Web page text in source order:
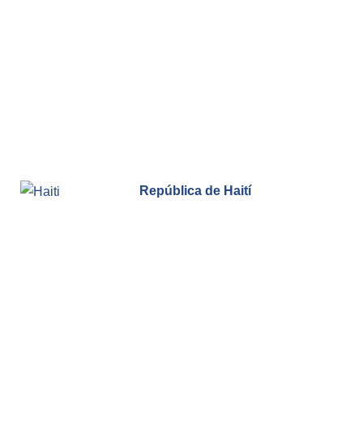
República de Haití